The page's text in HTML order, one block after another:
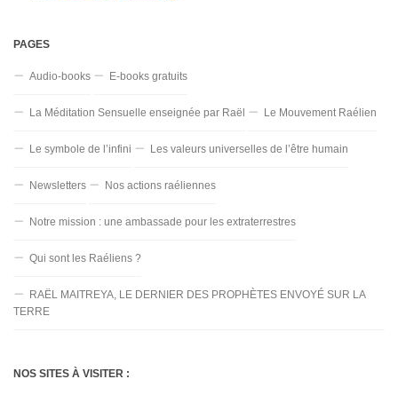
PAGES
Audio-books E-books gratuits
La Méditation Sensuelle enseignée par Raël Le Mouvement Raélien
Le symbole de l’infini Les valeurs universelles de l’être humain
Newsletters Nos actions raéliennes
Notre mission : une ambassade pour les extraterrestres
Qui sont les Raéliens ?
RAËL MAITREYA, LE DERNIER DES PROPHÈTES ENVOYÉ SUR LA
TERRE
NOS SITES À VISITER :